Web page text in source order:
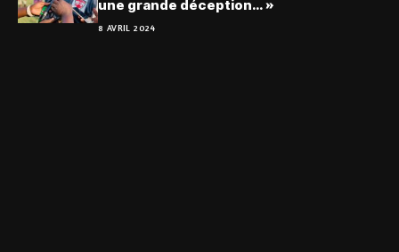
une grande déception… »
8 AVRIL 2024